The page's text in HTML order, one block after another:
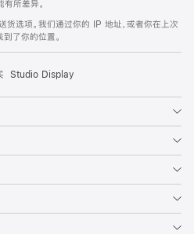
所差异。
货选项。我们通过你的 IP 地址，或者你在上次
了你的位置。
Studio Display